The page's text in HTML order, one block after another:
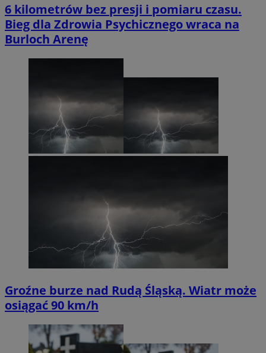
6 kilometrów bez presji i pomiaru czasu.
Bieg dla Zdrowia Psychicznego wraca na
Burloch Arenę
Groźne burze nad Rudą Śląską. Wiatr może
osiągać 90 km/h